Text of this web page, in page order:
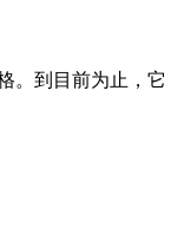
。到目前为止，它